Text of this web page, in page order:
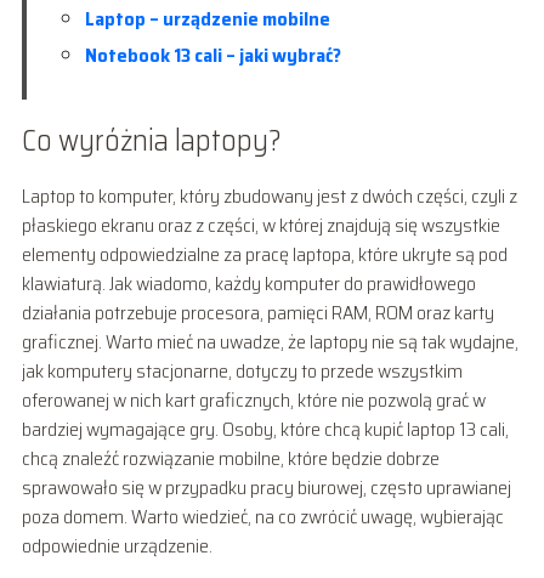
Laptop – urządzenie mobilne
Notebook 13 cali – jaki wybrać?
Co wyróżnia laptopy?
Laptop to komputer, który zbudowany jest z dwóch części, czyli z
płaskiego ekranu oraz z części, w której znajdują się wszystkie
elementy odpowiedzialne za pracę laptopa, które ukryte są pod
klawiaturą. Jak wiadomo, każdy komputer do prawidłowego
działania potrzebuje procesora, pamięci RAM, ROM oraz karty
graficznej. Warto mieć na uwadze, że laptopy nie są tak wydajne,
jak komputery stacjonarne, dotyczy to przede wszystkim
oferowanej w nich kart graficznych, które nie pozwolą grać w
bardziej wymagające gry. Osoby, które chcą kupić laptop 13 cali,
chcą znaleźć rozwiązanie mobilne, które będzie dobrze
sprawowało się w przypadku pracy biurowej, często uprawianej
poza domem. Warto wiedzieć, na co zwrócić uwagę, wybierając
odpowiednie urządzenie.